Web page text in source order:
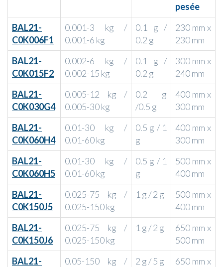
pesée
BAL21-
C0K006F1
0.001-3 kg /
0.001-6 kg
0.1 g /
0.2 g
230 mm x
230 mm
BAL21-
C0K015F2
0.002-6 kg /
0.002-15 kg
0.1 g /
0.2 g
300 mm x
240 mm
BAL21-
C0K030G4
0.005-12 kg /
0.005-30 kg
0.2 g
/0.5 g
400 mm x
300 mm
BAL21-
C0K060H4
0.01-30 kg /
0.01-60 kg
0.5 g / 1
g
400 mm x
300 mm
BAL21-
C0K060H5
0.01-30 kg /
0.01-60 kg
0.5 g / 1
g
500 mm x
400 mm
BAL21-
C0K150J5
0.025-75 kg /
0.025-150 kg
1 g / 2 g
500 mm x
400 mm
BAL21-
C0K150J6
0.025-75 kg /
0.025-150 kg
1 g / 2 g
650 mm x
500 mm
BAL21-
0.05-150 kg /
2 g / 5 g
650 mm x